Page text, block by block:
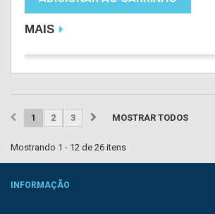
MAIS
MOSTRAR TODOS
1 2 3
Mostrando 1 - 12 de 26 itens
INFORMAÇÃO